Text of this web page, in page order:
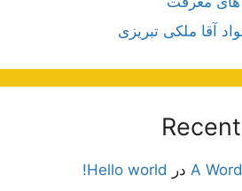
آقا ملکی تبریزی
A در Hello world!